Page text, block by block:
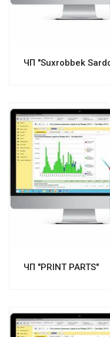
ЧП "Suxrobbek
ЧП "PRINT PARTS"